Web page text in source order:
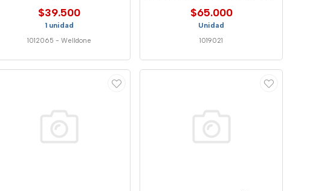
$39.500
1 unidad
1012065 - Welldone
$65.000
Unidad
1019021